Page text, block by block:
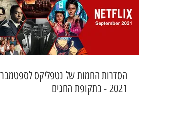
הסדרות החמות של נטפליקס לספטמבר
2021 - בתקופת החגים